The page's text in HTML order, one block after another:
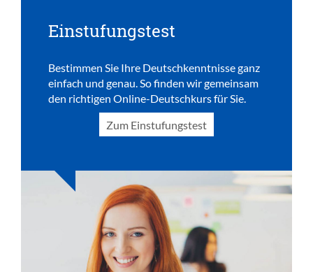
Einstufungstest
Bestimmen Sie Ihre Deutschkenntnisse ganz
einfach und genau. So finden wir gemeinsam
den richtigen Online-Deutschkurs für Sie.
Zum Einstufungstest